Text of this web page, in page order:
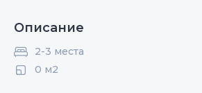
Описание
2-3 места
0 м2